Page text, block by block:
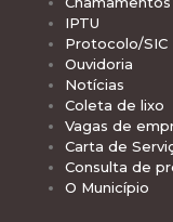
IPTU
Protocolo/SIC
Ouvidoria
Notícias
Coleta de lixo
Vagas de
Carta de
Consulta de
O Município